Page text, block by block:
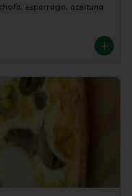
esparrago, aceituna